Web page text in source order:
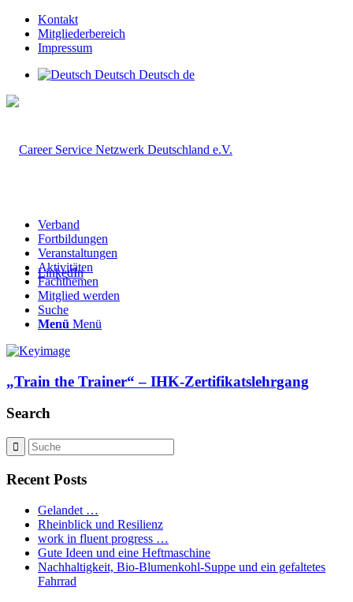
Kontakt
Mitgliederbereich
Impressum
Deutsch Deutsch de
LinkedIn
Verband
Fortbildungen
Veranstaltungen
Aktivitäten
Fachthemen
Mitglied werden
Suche
Menü Menü
„Train the Trainer“ – IHK-Zertifikatslehrgang
Search
Recent Posts
Gelandet …
Rheinblick und Resilienz
work in fluent progress …
Gute Ideen und eine Heftmaschine
Nachhaltigkeit, Bio-Blumenkohl-Suppe und ein gefaltetes
Fahrrad